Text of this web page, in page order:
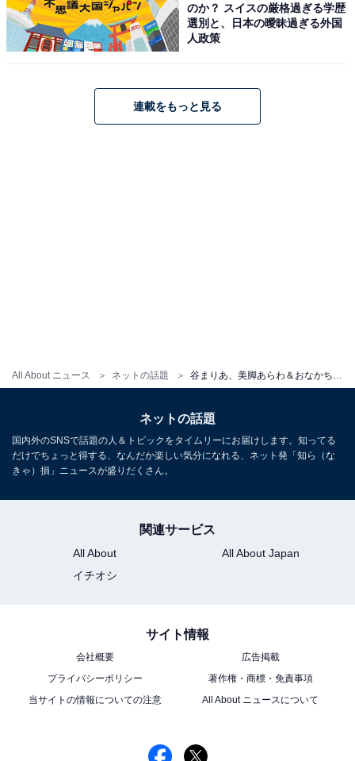
All About ニュース ネットの話題 谷まりあ、美脚あらわ＆おなかちらりなスタイル抜群ミニ丈コーデ！ 「めっちゃオシャレ」「美の神様」
のか？ スイスの厳格過ぎる学歴
選別と、日本の曖昧過ぎる外国
人政策
連載をもっと見る
ネットの話題
国内外のSNSで話題の人＆トピックをタイムリーにお届けします。知ってる
だけでちょっと得する、なんだか楽しい気分になれる、ネット発「知ら（な
きゃ）損」ニュースが盛りだくさん。
関連サービス
All About
All About Japan
イチオシ
サイト情報
会社概要
広告掲載
プライバシーポリシー
著作権・商標・免責事項
当サイトの情報についての注意
All About ニュースについて